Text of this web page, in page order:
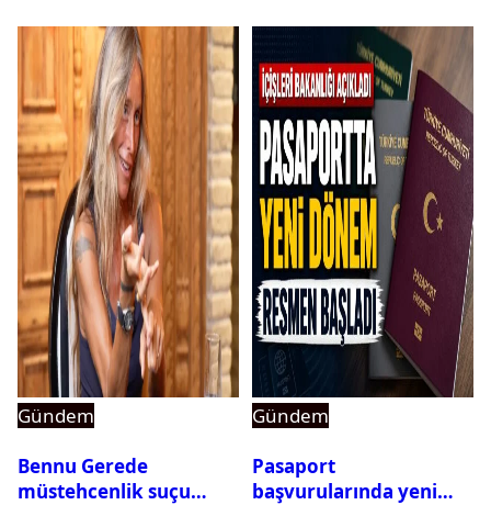
Gündem
Bennu Gerede
müstehcenlik suçu
Gündem
Pasaport
başvurularında yeni